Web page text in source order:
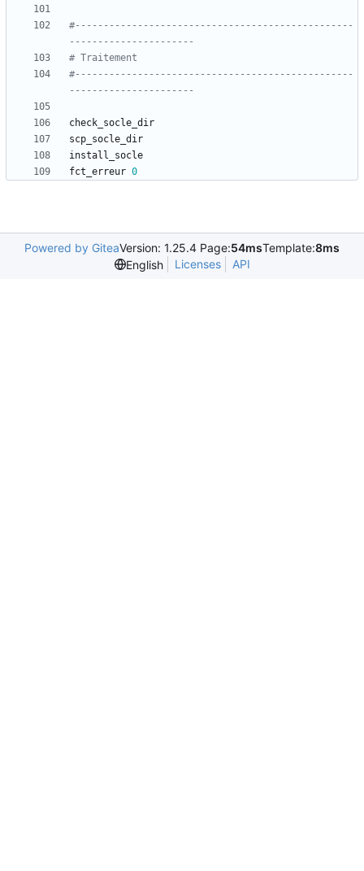
#-------------------------------------------------
----------------------
# Traitement
#-------------------------------------------------
----------------------
fct_erreur 0
Powered by GiteaVersion: 1.25.4 Page:54msTemplate:8ms
English
Licenses API